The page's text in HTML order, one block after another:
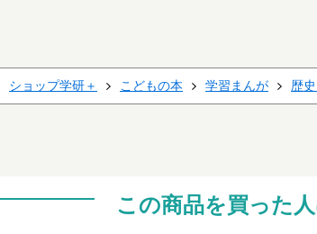
ショップ学研＋ こどもの本 学習まんが 歴
この商品を買った